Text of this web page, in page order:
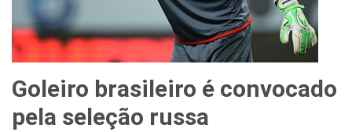
Goleiro brasileiro é convocado
pela seleção russa